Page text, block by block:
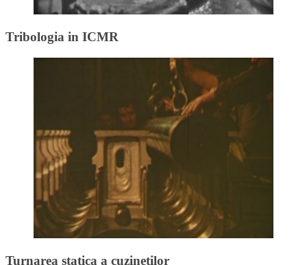
Tribologia in ICMR
Turnarea statica a cuzinetilor